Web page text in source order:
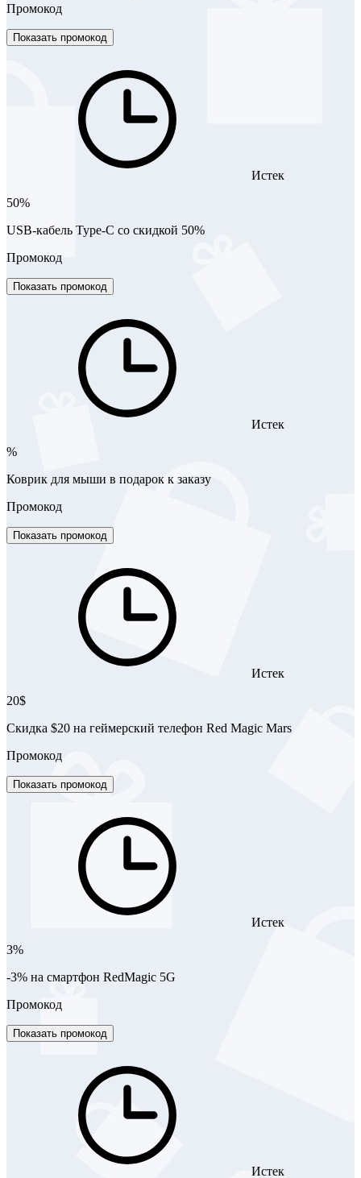
Промокод
Показать промокод
Истек
50%
USB-кабель Type-C со скидкой 50%
Промокод
Показать промокод
Истек
%
Коврик для мыши в подарок к заказу
Промокод
Показать промокод
Истек
20$
Скидка $20 на геймерский телефон Red Magic Mars
Промокод
Показать промокод
Истек
3%
-3% на смартфон RedMagic 5G
Промокод
Показать промокод
Истек